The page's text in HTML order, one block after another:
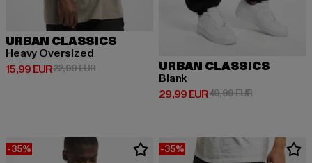
URBAN CLASSICS
Heavy Oversized
15,99 EUR
Derzeitiger Preis: 15,99 EUR
22,99 EURAktionspreis: 22,99 EURURBAN CLASSICS
Blank
29,99 EUR
Derzeitiger Preis: 29,99 EUR
49,99 EURAktionspreis:
-35% -35%